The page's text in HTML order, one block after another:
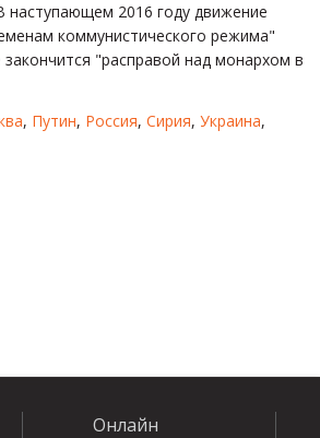
наступающем 2016 году движение
коммунистического режима"
"расправой над монархом в
, Путин, Россия, Сирия, Украина,
Онлайн